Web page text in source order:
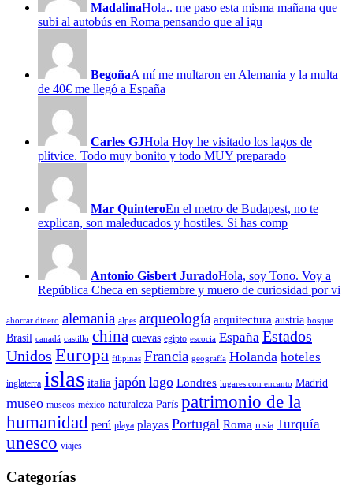
MadalinaHola.. me paso esta misma mañana que
subi al autobús en Roma pensando que al igu
BegoñaA mí me multaron en Alemania y la multa
de 40€ me llegó a España
Carles GJHola Hoy he visitado los lagos de
plitvice. Todo muy bonito y todo MUY preparado
Mar QuinteroEn el metro de Budapest, no te
explican, son maleducados y hostiles. Si has comp
Antonio Gisbert JuradoHola, soy Tono. Voy a
República Checa en septiembre y muero de curiosidad por vi
ahorrar dinero alemania alpes arqueología arquitectura austria bosque
Brasil canadá castillo china cuevas egipto escocia España Estados
Unidos Europa filipinas Francia geografía Holanda hoteles
inglaterra islas italia japón lago Londres lugares con encanto Madrid
museo museos méxico naturaleza París patrimonio de la
humanidad perú playa playas Portugal Roma rusia Turquía
unesco viajes
Categorías